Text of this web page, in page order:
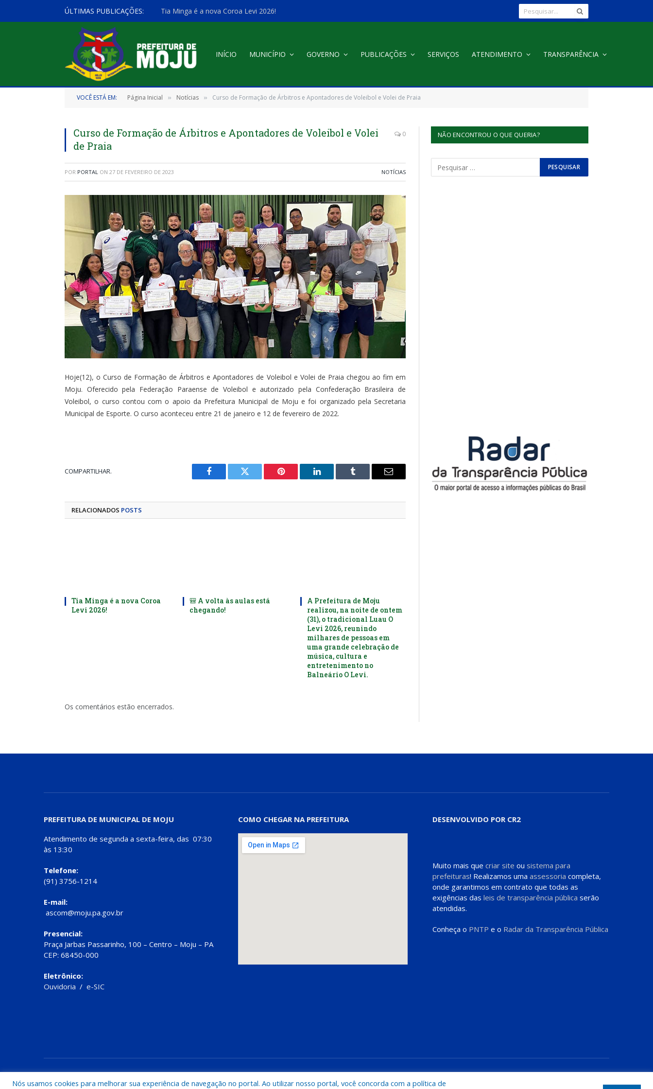
ÚLTIMAS PUBLICAÇÕES: Tia Minga é a nova Coroa Levi 2026!
INÍCIO MUNICÍPIO GOVERNO PUBLICAÇÕES SERVIÇOS ATENDIMENTO TRANSPARÊNCIA
VOCÊ ESTÁ EM: Página Inicial » Notícias » Curso de Formação de Árbitros e Apontadores de Voleibol e Volei de Praia
Curso de Formação de Árbitros e Apontadores de Voleibol e Volei
de Praia
0
POR PORTAL ON 27 DE FEVEREIRO DE 2023 NOTÍCIAS
Hoje(12), o Curso de Formação de Árbitros e Apontadores de Voleibol e Volei de Praia chegou ao fim em
Moju. Oferecido pela Federação Paraense de Voleibol e autorizado pela Confederação Brasileira de
Voleibol, o curso contou com o apoio da Prefeitura Municipal de Moju e foi organizado pela Secretaria
Municipal de Esporte. O curso aconteceu entre 21 de janeiro e 12 de fevereiro de 2022.
COMPARTILHAR.
Facebook Twitter Pinterest LinkedIn Tumblr
E-
RELACIONADOS POSTS
Tia Minga é a nova Coroa
Levi 2026!
🎒 A volta às aulas está
chegando!
A Prefeitura de Moju
realizou, na noite de ontem
(31), o tradicional Luau O
Levi 2026, reunindo
milhares de pessoas em
uma grande celebração de
música, cultura e
entretenimento no
Balneário O Levi.
Os comentários estão encerrados.
NÃO ENCONTROU O QUE QUERIA?
PREFEITURA DE MUNICIPAL DE MOJU
Atendimento de segunda a sexta-feira, das 07:30
às 13:30
Telefone:
(91) 3756-1214
E-mail:
ascom@moju.pa.gov.br
Presencial:
Praça Jarbas Passarinho, 100 – Centro – Moju – PA
CEP: 68450-000
Eletrônico:
Ouvidoria / e-SIC
COMO CHEGAR NA PREFEITURA DESENVOLVIDO POR CR2
Muito mais que criar site ou sistema para
prefeituras! Realizamos uma assessoria completa,
onde garantimos em contrato que todas as
exigências das leis de transparência pública serão
atendidas.
Conheça o PNTP e o Radar da Transparência Pública
Nós usamos cookies para melhorar sua experiência de navegação no portal. Ao utilizar nosso portal, você concorda com a política de